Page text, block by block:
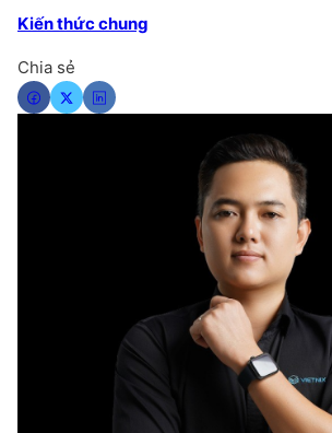
Kiến thức chung
Chia sẻ